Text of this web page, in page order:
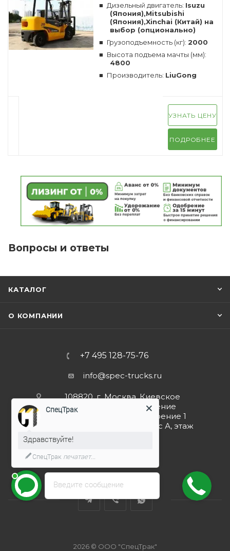
Дизельный двигатель: Isuzu
(Япония),Mitsubishi
(Япония),Xinchai (Китай) на
выбор (опционально)
Грузоподъемность (кг): 2000
Высота подъема мачты (мм):
4800
Производитель: LiuGong
УЗНАТЬ ЦЕНУ
ПОДРОБНЕЕ
Вопросы и ответы
КАТАЛОГ
О КОМПАНИИ
+7 495 128-75-76
info@spec-trucks.ru
108820, г. Москва, Киевское
шоссе 21-й км (поселение
Мосрентген), дом 3 строение 1
(Бизнес-центр G10), корпус А, этаж
Заказать звонок
2026 © ООО "СпецТрак"
Введите сообщение
СпецТрак
Здравствуйте!
СпецТрак печатает...